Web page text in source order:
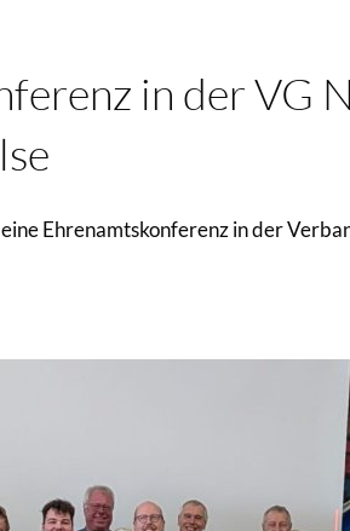
in der VG
Ehrenamtskonferenz in der